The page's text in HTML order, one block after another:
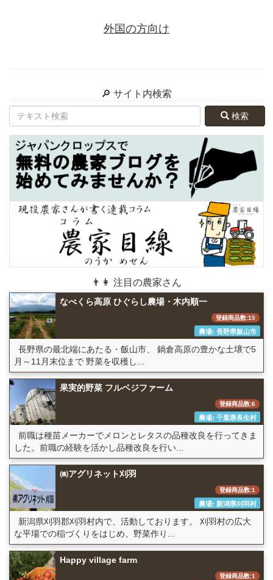
外国の方向け
🔎 サイト内検索
検索
👨👩 注目の農家さん
なべくら高原 ひぐらし農場・木内順一
登録商品数:15
農場: 長野県飯山市
長野県の最北端にあたる・飯山市、 鍋倉高原の豊かな土壌で5
月～11月末位まで 野菜を収穫し...
果実的野菜 フルベジファーム
登録商品数:6
農場: 千葉県長生村
前職は種苗メーカーでメロンとレタスの品種改良を行ってきま
した。前職の経験を活かし品種改良を行い...
㈱アグリネット刈羽
登録商品数:1
農場: 新潟県刈羽村
新潟県刈羽郡刈羽村内で、活動しております。 刈羽村の広大
な平場での稲づくりをはじめ、野菜作り...
Happy village farm
登録商品数:1